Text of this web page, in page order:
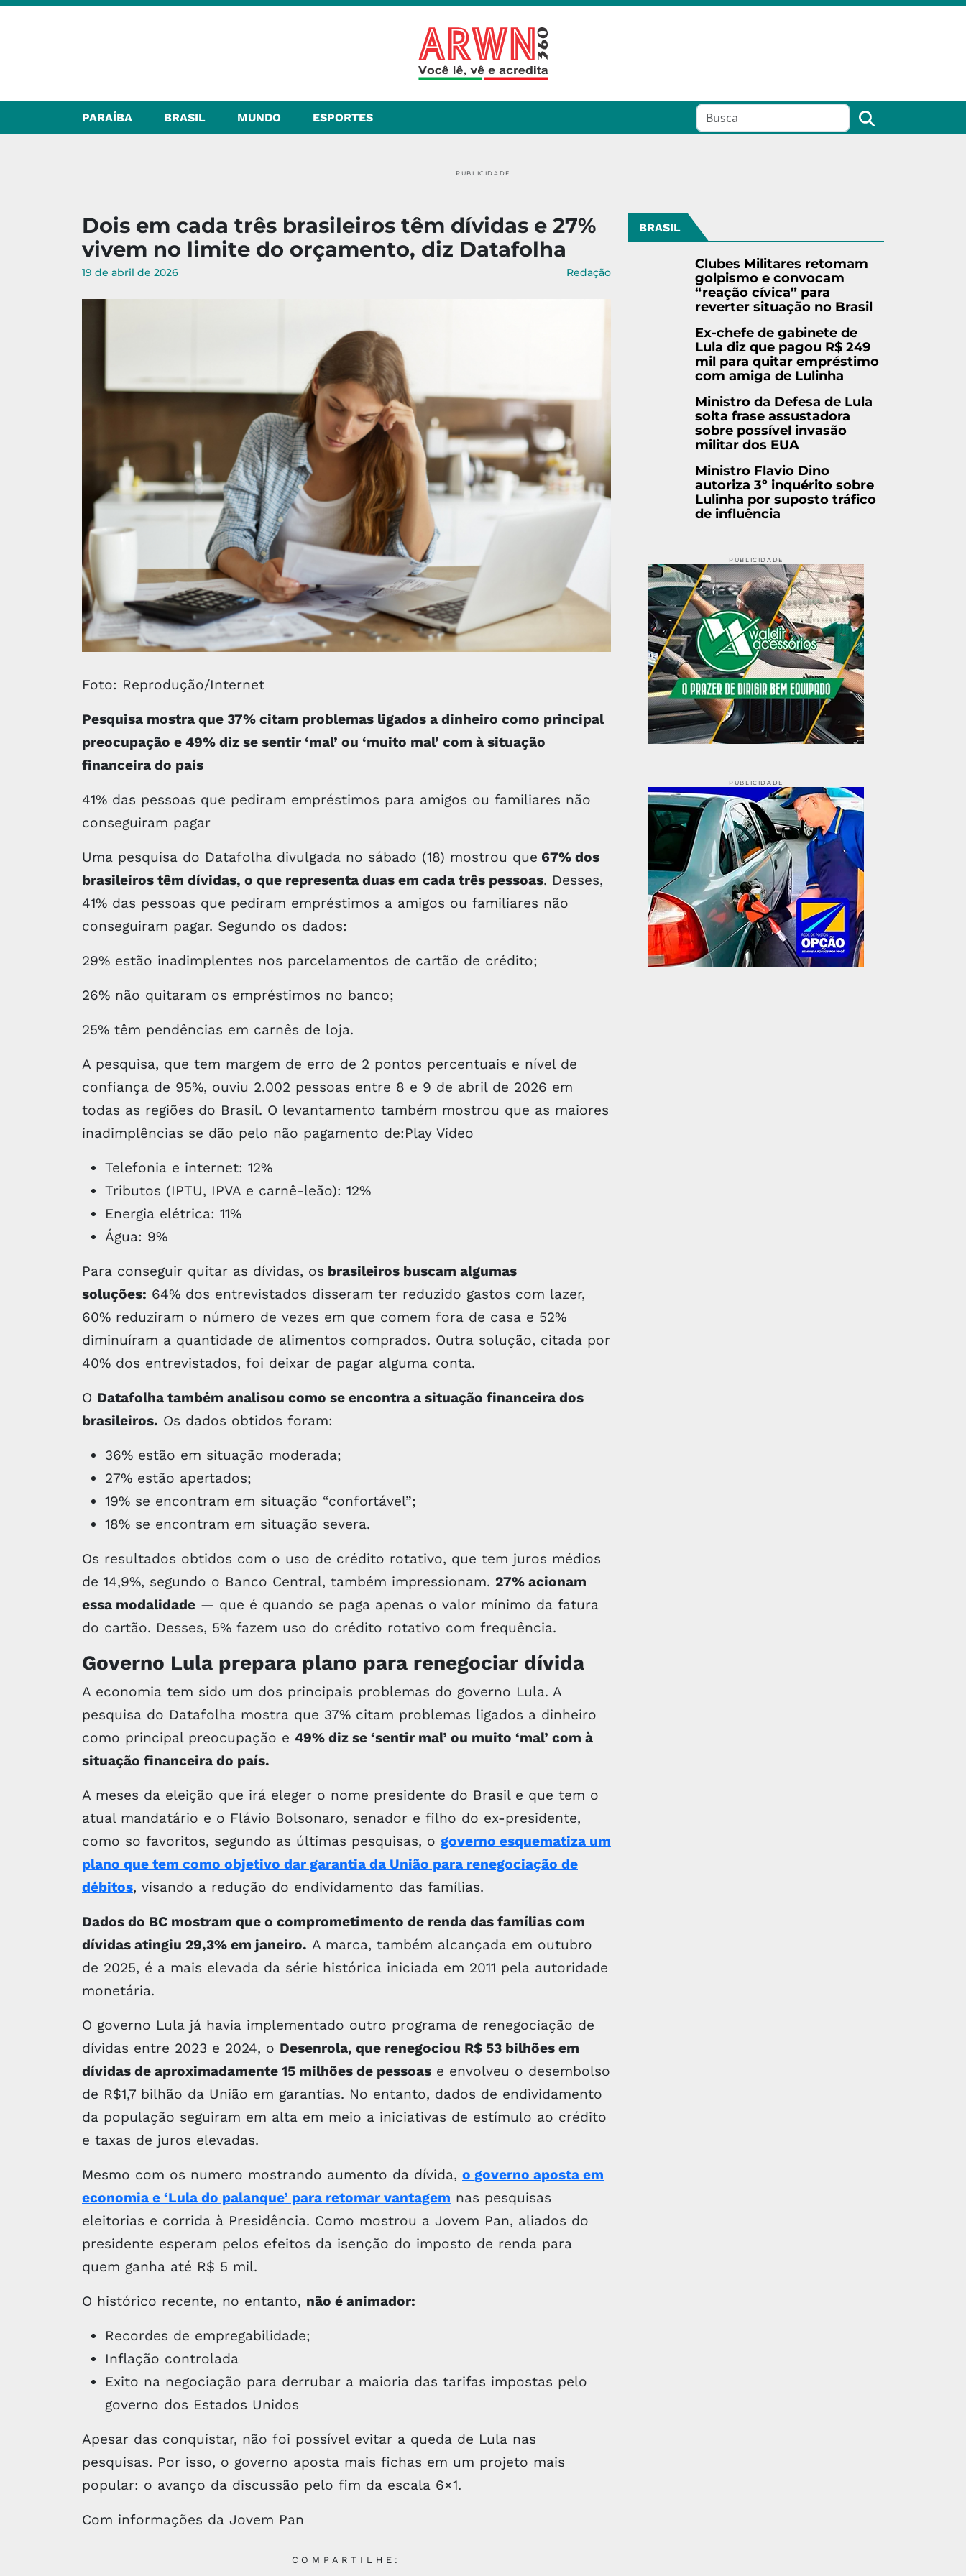
PARAÍBA BRASIL MUNDO ESPORTES
PUBLICIDADE
Dois em cada três brasileiros têm dívidas e 27%
vivem no limite do orçamento, diz Datafolha
19 de abril de 2026 Redação
Foto: Reprodução/Internet
Pesquisa mostra que 37% citam problemas ligados a dinheiro como principal
preocupação e 49% diz se sentir ‘mal’ ou ‘muito mal’ com à situação
financeira do país
41% das pessoas que pediram empréstimos para amigos ou familiares não
conseguiram pagar
Uma pesquisa do Datafolha divulgada no sábado (18) mostrou que 67% dos
brasileiros têm dívidas, o que representa duas em cada três pessoas. Desses,
41% das pessoas que pediram empréstimos a amigos ou familiares não
conseguiram pagar. Segundo os dados:
29% estão inadimplentes nos parcelamentos de cartão de crédito;
26% não quitaram os empréstimos no banco;
25% têm pendências em carnês de loja.
A pesquisa, que tem margem de erro de 2 pontos percentuais e nível de
confiança de 95%, ouviu 2.002 pessoas entre 8 e 9 de abril de 2026 em
todas as regiões do Brasil. O levantamento também mostrou que as maiores
inadimplências se dão pelo não pagamento de:Play Video
Telefonia e internet: 12%
Tributos (IPTU, IPVA e carnê-leão): 12%
Energia elétrica: 11%
Água: 9%
Para conseguir quitar as dívidas, os brasileiros buscam algumas
soluções: 64% dos entrevistados disseram ter reduzido gastos com lazer,
60% reduziram o número de vezes em que comem fora de casa e 52%
diminuíram a quantidade de alimentos comprados. Outra solução, citada por
40% dos entrevistados, foi deixar de pagar alguma conta.
O Datafolha também analisou como se encontra a situação financeira dos
brasileiros. Os dados obtidos foram:
36% estão em situação moderada;
27% estão apertados;
19% se encontram em situação “confortável”;
18% se encontram em situação severa.
Os resultados obtidos com o uso de crédito rotativo, que tem juros médios
de 14,9%, segundo o Banco Central, também impressionam. 27% acionam
essa modalidade — que é quando se paga apenas o valor mínimo da fatura
do cartão. Desses, 5% fazem uso do crédito rotativo com frequência.
Governo Lula prepara plano para renegociar dívida
A economia tem sido um dos principais problemas do governo Lula. A
pesquisa do Datafolha mostra que 37% citam problemas ligados a dinheiro
como principal preocupação e 49% diz se ‘sentir mal’ ou muito ‘mal’ com à
situação financeira do país.
A meses da eleição que irá eleger o nome presidente do Brasil e que tem o
atual mandatário e o Flávio Bolsonaro, senador e filho do ex-presidente,
como so favoritos, segundo as últimas pesquisas, o governo esquematiza um
plano que tem como objetivo dar garantia da União para renegociação de
débitos, visando a redução do endividamento das famílias.
Dados do BC mostram que o comprometimento de renda das famílias com
dívidas atingiu 29,3% em janeiro. A marca, também alcançada em outubro
de 2025, é a mais elevada da série histórica iniciada em 2011 pela autoridade
monetária.
O governo Lula já havia implementado outro programa de renegociação de
dívidas entre 2023 e 2024, o Desenrola, que renegociou R$ 53 bilhões em
dívidas de aproximadamente 15 milhões de pessoas e envolveu o desembolso
de R$1,7 bilhão da União em garantias. No entanto, dados de endividamento
da população seguiram em alta em meio a iniciativas de estímulo ao crédito
e taxas de juros elevadas.
Mesmo com os numero mostrando aumento da dívida, o governo aposta em
economia e ‘Lula do palanque’ para retomar vantagem nas pesquisas
eleitorias e corrida à Presidência. Como mostrou a Jovem Pan, aliados do
presidente esperam pelos efeitos da isenção do imposto de renda para
quem ganha até R$ 5 mil.
O histórico recente, no entanto, não é animador:
Recordes de empregabilidade;
Inflação controlada
Exito na negociação para derrubar a maioria das tarifas impostas pelo
governo dos Estados Unidos
Apesar das conquistar, não foi possível evitar a queda de Lula nas
pesquisas. Por isso, o governo aposta mais fichas em um projeto mais
popular: o avanço da discussão pelo fim da escala 6×1.
Com informações da Jovem Pan
COMPARTILHE:
BRASIL
Clubes Militares retomam
golpismo e convocam
“reação cívica” para
reverter situação no Brasil
Ex-chefe de gabinete de
Lula diz que pagou R$ 249
mil para quitar empréstimo
com amiga de Lulinha
Ministro da Defesa de Lula
solta frase assustadora
sobre possível invasão
militar dos EUA
Ministro Flavio Dino
autoriza 3º inquérito sobre
Lulinha por suposto tráfico
de influência
PUBLICIDADE
PUBLICIDADE